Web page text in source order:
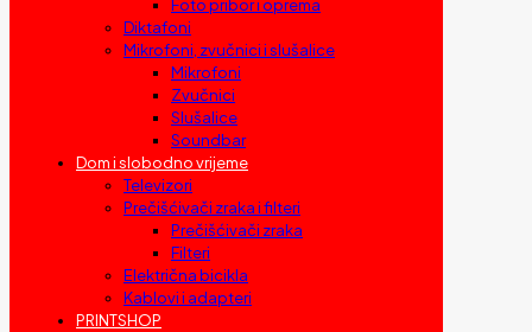
Foto pribor i oprema
Diktafoni
Mikrofoni, zvučnici i slušalice
Mikrofoni
Zvučnici
Slušalice
Soundbar
Dom i slobodno vrijeme
Televizori
Prečišćivači zraka i filteri
Prečišćivači zraka
Filteri
Električna bicikla
Kablovi i adapteri
PRINTSHOP